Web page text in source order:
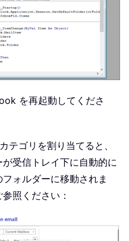
を再起動してくださ
テゴリを割り当てると、
受信トレイ下に自動的に
ォルダーに移動されま
照ください：